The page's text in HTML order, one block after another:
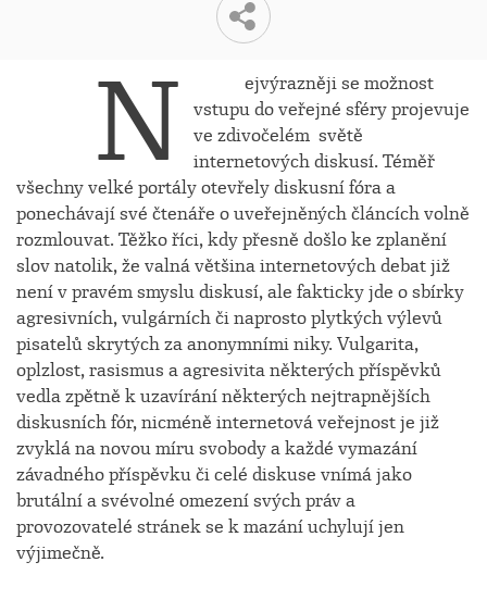
N
ejvýrazněji se možnost
vstupu do veřejné sféry projevuje
ve zdivočelém světě
internetových diskusí. Téměř
všechny velké portály otevřely diskusní fóra a
ponechávají své čtenáře o uveřejněných článcích volně
rozmlouvat. Těžko říci, kdy přesně došlo ke zplanění
slov natolik, že valná většina internetových debat již
není v pravém smyslu diskusí, ale fakticky jde o sbírky
agresivních, vulgárních či naprosto plytkých výlevů
pisatelů skrytých za anonymními niky. Vulgarita,
oplzlost, rasismus a agresivita některých příspěvků
vedla zpětně k uzavírání některých nejtrapnějších
diskusních fór, nicméně internetová veřejnost je již
zvyklá na novou míru svobody a každé vymazání
závadného příspěvku či celé diskuse vnímá jako
brutální a svévolné omezení svých práv a
provozovatelé stránek se k mazání uchylují jen
výjimečně.